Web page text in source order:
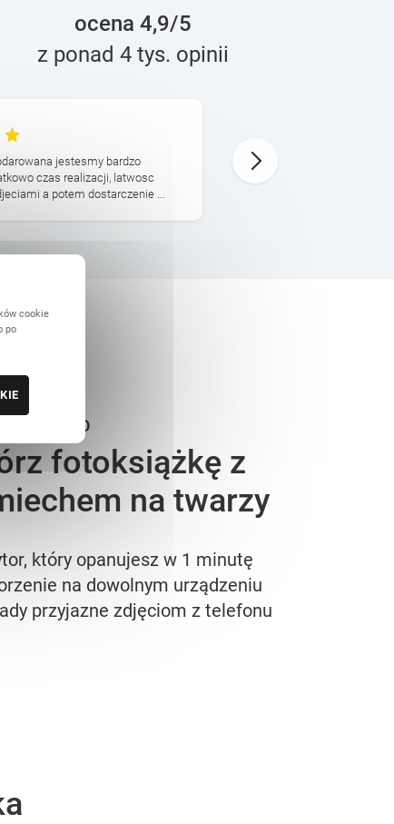
ocena 4,9/5
z ponad 4 tys. opinii
jestesmy bardzo
czas realizacji, latwosc
a potem dostarczenie ...
Ekipa zrobiła genialny
obiecywali na czas i był
fotoksiążkę z
na twarzy
który opanujesz w 1 minutę
na dowolnym urządzeniu
przyjazne zdjęciom z telefonu
cookie
po